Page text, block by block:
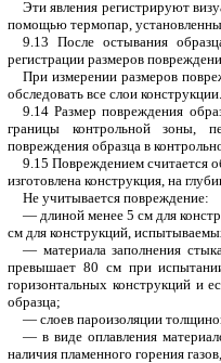
Эти явления регистрируют
помощью термопар,
9.13 После остывания
регистрации размеров
При измерении размеров
обследовать все слои конструкции.
9.14 Размер повреждения
границы контрольной зоны,
повреждения образца в
9.15 Повреждением считается
изготовлена конструкция, на
Не учитывается повреждение:
— длиной менее 5 см для
см для конструкций,
— материала заполнения
превышает 80 см при
горизонтальных конструкций и
образца;
— слоев пароизоляции
— в виде оплавления
наличия пламенного горения